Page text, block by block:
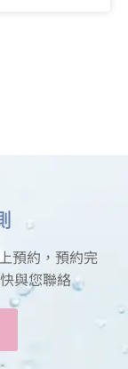
預約，預約完
與您聯絡